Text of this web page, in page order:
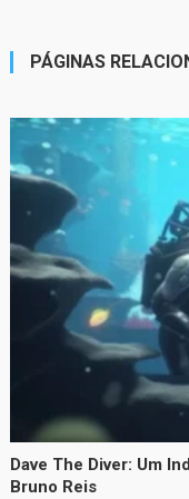
PÁGINAS
Dave The Diver: Um
Bruno Reis